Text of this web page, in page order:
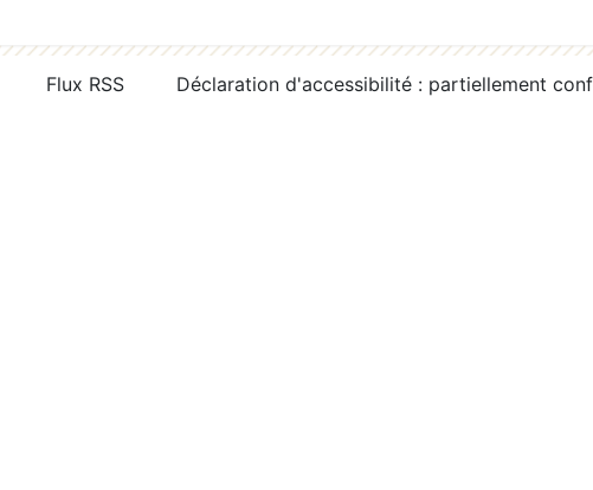
Flux RSS Déclaration d'accessibilité : partiellement